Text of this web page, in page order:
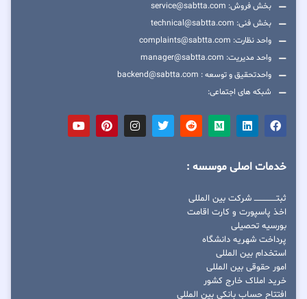
بخش فروش: service@sabtta.com
بخش فنی: technical@sabtta.com
واحد نظارت: complaints@sabtta.com
واحد مدیریت: manager@sabtta.com
واحدتحقیق و توسعه : backend@sabtta.com
شبکه های اجتماعی:
خدمات اصلی موسسه :
ثبتــــــــــــــــ شرکت بین المللی
اخذ پاسپورت و کارت اقامت
بورسیه تحصیلی
پرداخت شهریه دانشگاه
استخدام بین المللی
امور حقوقی بین المللی
خرید املاک خارج کشور
افتتاح حساب بانکی بین المللی